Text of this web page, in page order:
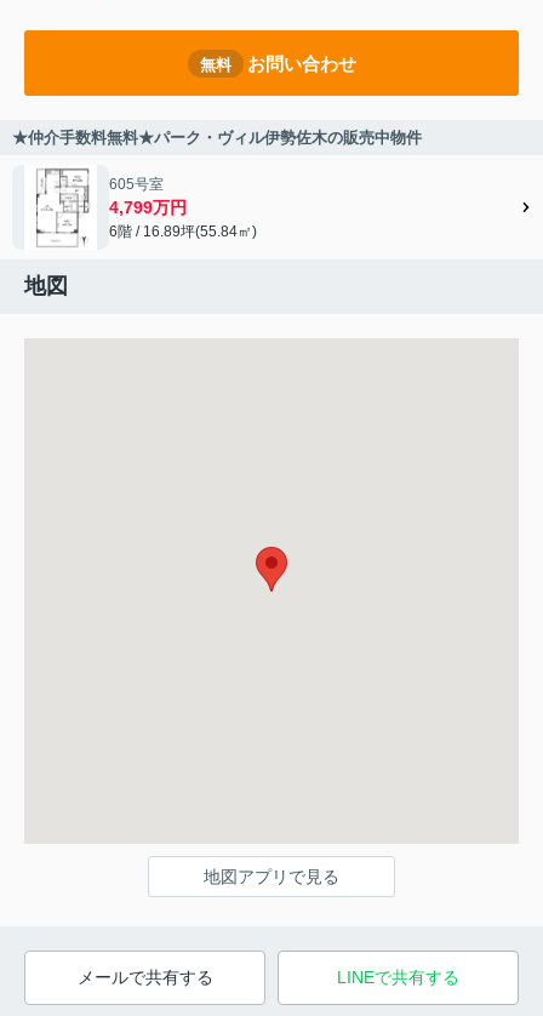
無料 お問い合わせ
★仲介手数料無料★パーク・ヴィル伊勢佐木の販売中物件
605号室
4,799万円
6階 / 16.89坪(55.84㎡)
地図
地図アプリで見る
メールで共有する LINEで共有する